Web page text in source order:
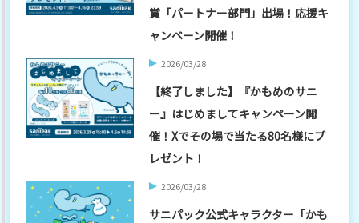
賞「パートナー部門」出場！応援キ
ャンペーン開催！
2026/03/28
【終了しました】『かもめのサニ
ー』はじめましてキャンペーン開
催！Xでその場で当たる80名様にプ
レゼント！
2026/03/28
サニパック公式キャラクター「かも